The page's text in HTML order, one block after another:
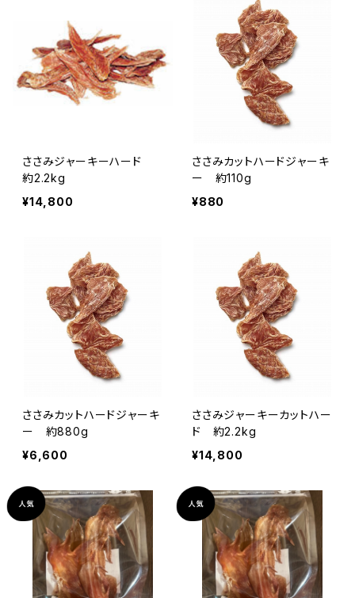
ささみジャーキーハード
約2.2kg
¥14,800
ささみカットハードジャーキ
ー 約110g
¥880
ささみカットハードジャーキ
ー 約880g
¥6,600
ささみジャーキーカットハー
ド 約2.2kg
¥14,800